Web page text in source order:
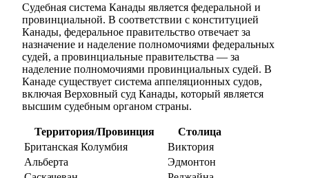
Судебная система Канады является федеральной и
провинциальной. В соответствии с конституцией
Канады, федеральное правительство отвечает за
назначение и наделение полномочиями федеральных
судей, а провинциальные правительства — за
наделение полномочиями провинциальных судей. В
Канаде существует система аппеляционных судов,
включая Верховный суд Канады, который является
высшим судебным органом страны.
Территория/Провинция
Столица
Британская Колумбия
Виктория
Альберта
Эдмонтон